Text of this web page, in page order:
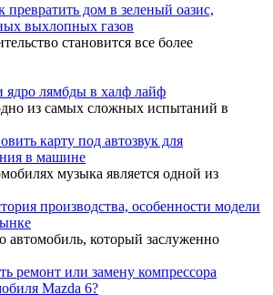
дом в зеленый оазис,
выхлопных газов
становится все более
ядро лямбды в халф лайф
из самых сложных испытаний в
карту под автозвук для
в машине
музыка является одной из
производства, особенности модели
автомобиль, который заслуженно
ремонт или замену компрессора
Mazda 6?